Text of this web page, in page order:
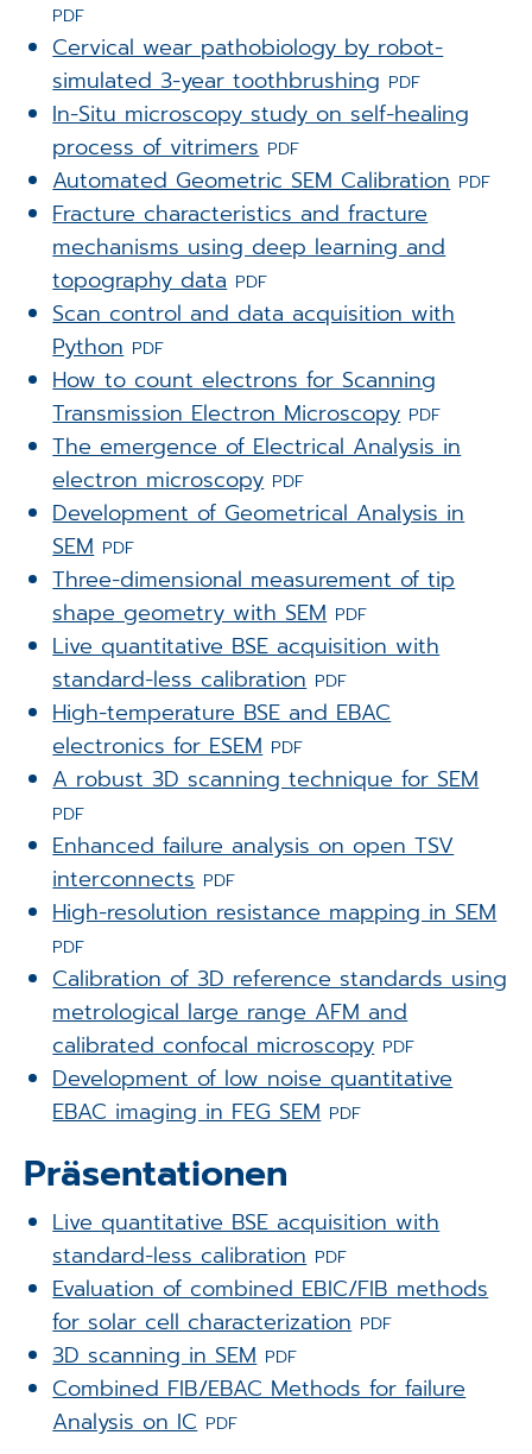
PDF
Cervical wear pathobiology by robot-
simulated 3-year toothbrushing PDF
In-Situ microscopy study on self-healing
process of vitrimers PDF
Automated Geometric SEM Calibration PDF
Fracture characteristics and fracture
mechanisms using deep learning and
topography data PDF
Scan control and data acquisition with
Python PDF
How to count electrons for Scanning
Transmission Electron Microscopy PDF
The emergence of Electrical Analysis in
electron microscopy PDF
Development of Geometrical Analysis in
SEM PDF
Three-dimensional measurement of tip
shape geometry with SEM PDF
Live quantitative BSE acquisition with
standard-less calibration PDF
High-temperature BSE and EBAC
electronics for ESEM PDF
A robust 3D scanning technique for SEM
PDF
Enhanced failure analysis on open TSV
interconnects PDF
High-resolution resistance mapping in SEM
PDF
Calibration of 3D reference standards using
metrological large range AFM and
calibrated confocal microscopy PDF
Development of low noise quantitative
EBAC imaging in FEG SEM PDF
Präsentationen
Live quantitative BSE acquisition with
standard-less calibration PDF
Evaluation of combined EBIC/FIB methods
for solar cell characterization PDF
3D scanning in SEM PDF
Combined FIB/EBAC Methods for failure
Analysis on IC PDF